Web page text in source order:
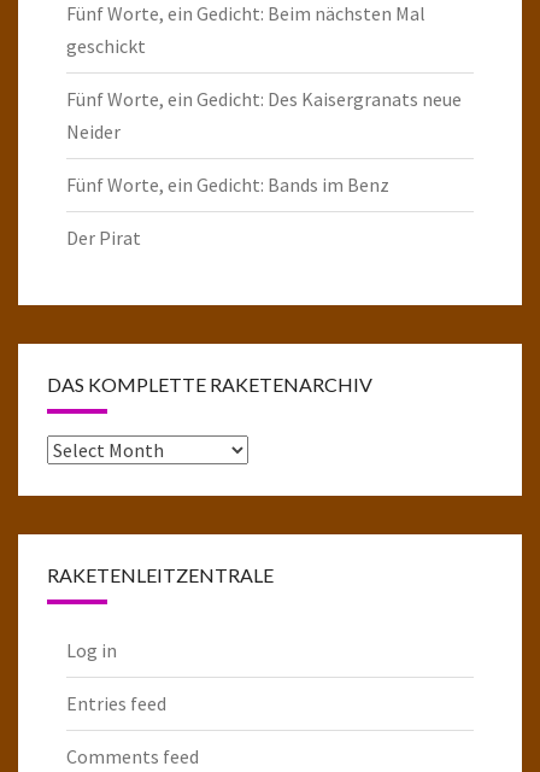
Fünf Worte, ein Gedicht: Beim nächsten Mal
geschickt
Fünf Worte, ein Gedicht: Des Kaisergranats neue
Neider
Fünf Worte, ein Gedicht: Bands im Benz
Der Pirat
DAS KOMPLETTE RAKETENARCHIV
Das
RAKETENLEITZENTRALE
Log in
Entries feed
Comments feed